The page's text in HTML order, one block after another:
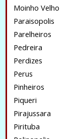
Moinho Velho
Paraisopolis
Parelheiros
Pedreira
Perdizes
Perus
Pinheiros
Piqueri
Pirajussara
Pirituba